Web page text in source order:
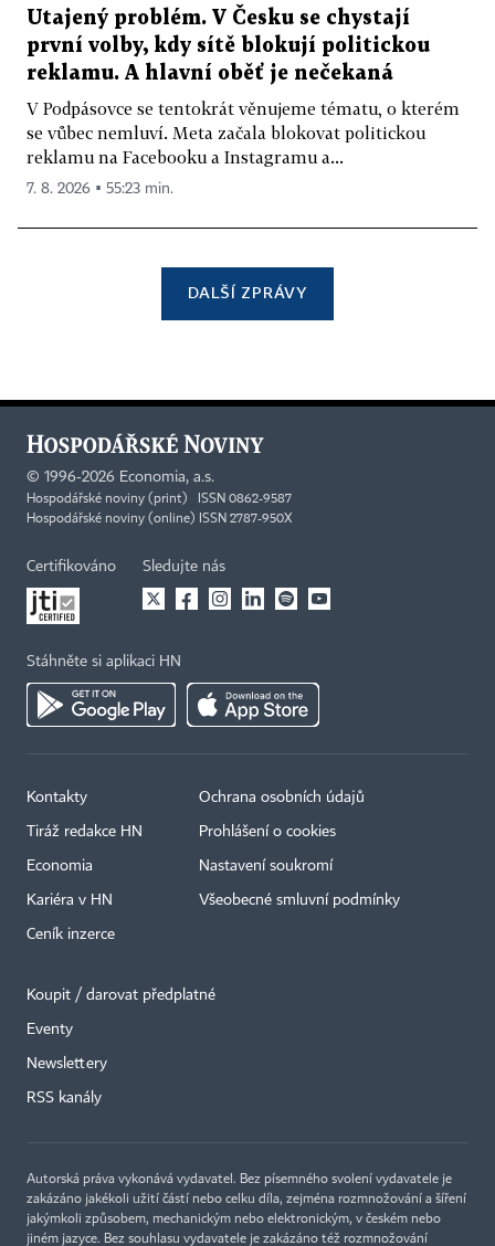
Utajený problém. V Česku se chystají
první volby, kdy sítě blokují politickou
reklamu. A hlavní oběť je nečekaná
V Podpásovce se tentokrát věnujeme tématu, o kterém
se vůbec nemluví. Meta začala blokovat politickou
reklamu na Facebooku a Instagramu a...
7. 8. 2026 ▪ 55:23 min.
DALŠÍ ZPRÁVY
© 1996-2026 Economia, a.s.
Hospodářské noviny (print) ISSN 0862-9587
Hospodářské noviny (online) ISSN 2787-950X
Certifikováno Sledujte nás
Stáhněte si aplikaci HN
Kontakty
Tiráž redakce HN
Economia
Kariéra v HN
Ceník inzerce
Ochrana osobních údajů
Prohlášení o cookies
Nastavení soukromí
Všeobecné smluvní podmínky
Koupit / darovat předplatné
Eventy
Newslettery
RSS kanály
Autorská práva vykonává vydavatel. Bez písemného svolení vydavatele je
zakázáno jakékoli užití částí nebo celku díla, zejména rozmnožování a šíření
jakýmkoli způsobem, mechanickým nebo elektronickým, v českém nebo
jiném jazyce. Bez souhlasu vydavatele je zakázáno též rozmnožování